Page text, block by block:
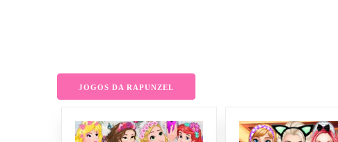
JOGOS DA RAPUNZEL